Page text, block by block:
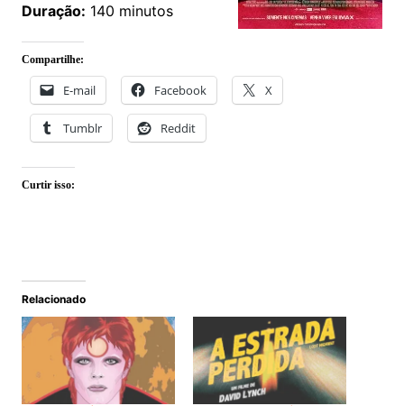
Duração: 140 minutos
Compartilhe:
E-mail Facebook X
Tumblr Reddit
Curtir isso:
Relacionado